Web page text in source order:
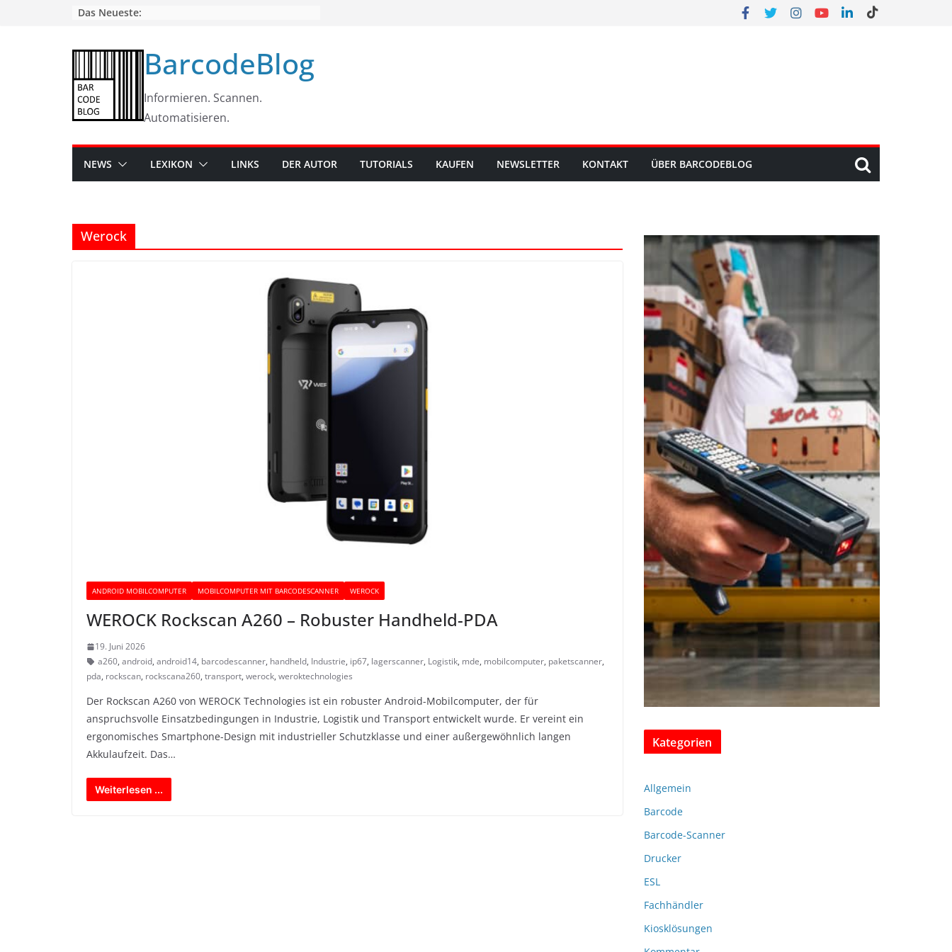
Das Neueste:
BarcodeBlog
Informieren. Scannen.
Automatisieren.
NEWS LEXIKON LINKS DER AUTOR TUTORIALS KAUFEN NEWSLETTER KONTAKT ÜBER BARCODEBLOG
Werock
ANDROID MOBILCOMPUTER MOBILCOMPUTER MIT BARCODESCANNER WEROCK
WEROCK Rockscan A260 – Robuster Handheld-PDA
19. Juni 2026
a260, android, android14, barcodescanner, handheld, Industrie, ip67, lagerscanner, Logistik, mde, mobilcomputer, paketscanner,
pda, rockscan, rockscana260, transport, werock, weroktechnologies
Der Rockscan A260 von WEROCK Technologies ist ein robuster Android-Mobilcomputer, der für
anspruchsvolle Einsatzbedingungen in Industrie, Logistik und Transport entwickelt wurde. Er vereint ein
ergonomisches Smartphone-Design mit industrieller Schutzklasse und einer außergewöhnlich langen
Akkulaufzeit. Das…
Weiterlesen ...
Kategorien
Allgemein
Barcode
Barcode-Scanner
Drucker
ESL
Fachhändler
Kiosklösungen